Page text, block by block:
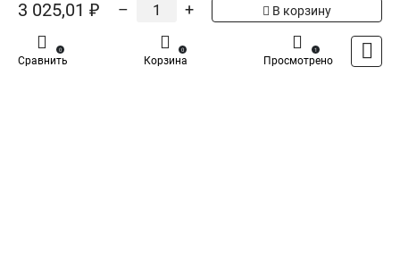
3 025,01 ₽ – + В корзину
Сравнить
0
Корзина
0
Просмотрено
1